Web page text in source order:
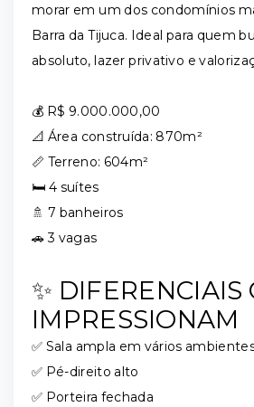
morar em um dos condomínios
Barra da Tijuca. Ideal para quem
absoluto, lazer privativo e
💰 R$ 9.000.000,00
📐 Área construída: 870m²
📏 Terreno: 604m²
🛏️ 4 suítes
🚿 7 banheiros
🚗 3 vagas
✨ DIFERENCIAIS
IMPRESSIONAM
✅ Sala ampla em vários
✅ Pé-direito alto
✅ Porteira fechada